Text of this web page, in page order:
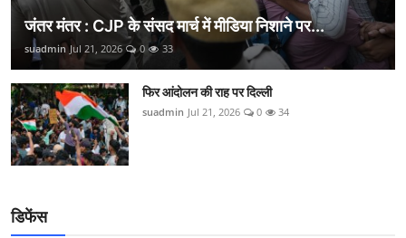
जंतर मंतर : CJP के संसद मार्च में मीडिया निशाने पर...
suadmin Jul 21, 2026 0 33
फिर आंदोलन की राह पर दिल्ली
suadmin Jul 21, 2026 0 34
डिफेंस